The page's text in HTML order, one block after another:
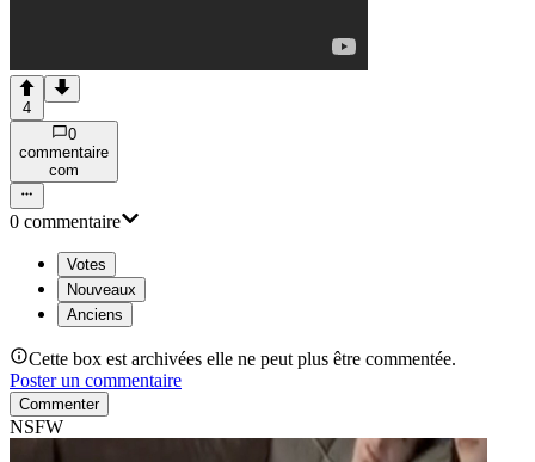
4
0
commentaire
com
0 commentaire
Votes
Nouveaux
Anciens
Cette box est archivées elle ne peut plus être commentée.
Poster un commentaire
Commenter
NSFW